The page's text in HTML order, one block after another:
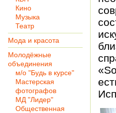
Кино
Музыка
Театр
Мода и красота
Молодёжные
объединения
м/о "Будь в курсе"
Мастерская
фотографов
МД "Лидер"
Общественная